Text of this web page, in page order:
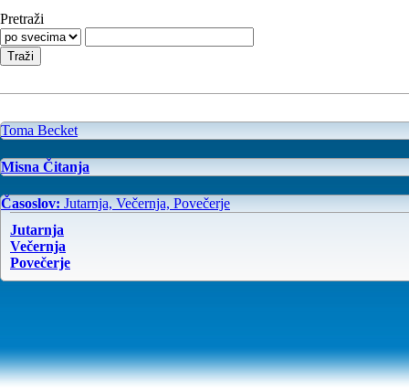
Pretraži
Toma Becket
Misna Čitanja
Časoslov: Jutarnja, Večernja, Povečerje
Jutarnja
Večernja
Povečerje